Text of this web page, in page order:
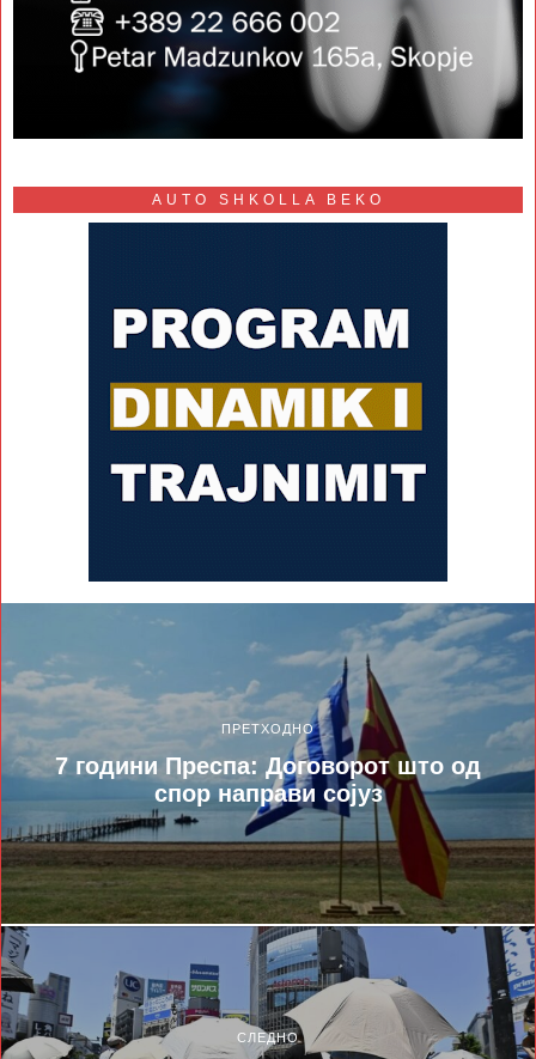
AUTO SHKOLLA BEKO
ПРЕТХОДНО
7 години Преспа: Договорот што од
спор направи сојуз
СЛЕДНО